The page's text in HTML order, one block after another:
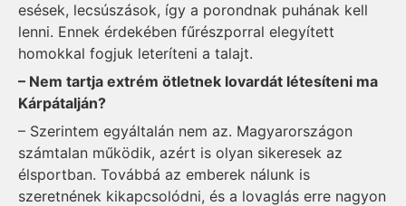
esések, lecsúszások, így a porondnak puhának kell
lenni. Ennek érdekében fűrészporral elegyített
homokkal fogjuk leteríteni a talajt.
– Nem tartja extrém ötletnek lovardát létesíteni ma
Kárpátalján?
– Szerintem egyáltalán nem az. Magyarországon
számtalan működik, azért is olyan sikeresek az
élsportban. Továbbá az emberek nálunk is
szeretnének kikapcsolódni, és a lovaglás erre nagyon